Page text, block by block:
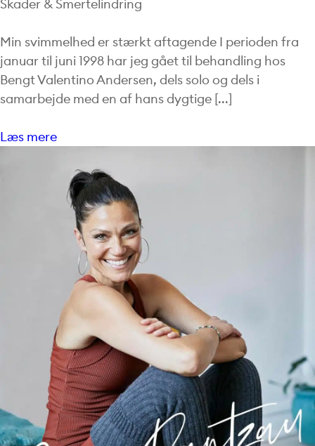
Skader & Smertelindring
Min svimmelhed er stærkt aftagende I perioden fra
januar til juni 1998 har jeg gået til behandling hos
Bengt Valentino Andersen, dels solo og dels i
samarbejde med en af hans dygtige [...]
Læs mere